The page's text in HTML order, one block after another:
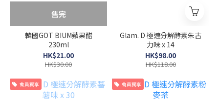
售完
韓國GOT BIUM蘋果醋
230ml
HK$21.00
HK$30.00
Glam. D 極速分解酵素朱古
力味 x 14
HK$98.00
HK$118.00
會員獨享 會員獨享